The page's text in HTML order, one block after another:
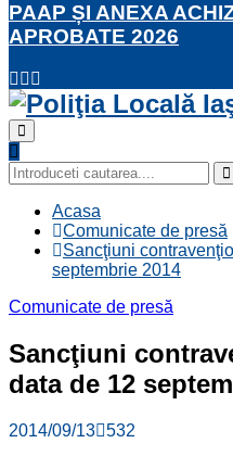
PAAP ȘI ANEXA
APROBATE 2026
Facebook
Twitter
Primary
Menu
Search
for:
Acasa
Comunicate de presă
Sancţiuni
septembrie 2014
Comunicate de presă
Sancţiuni
data de 12
2014/09/13 532